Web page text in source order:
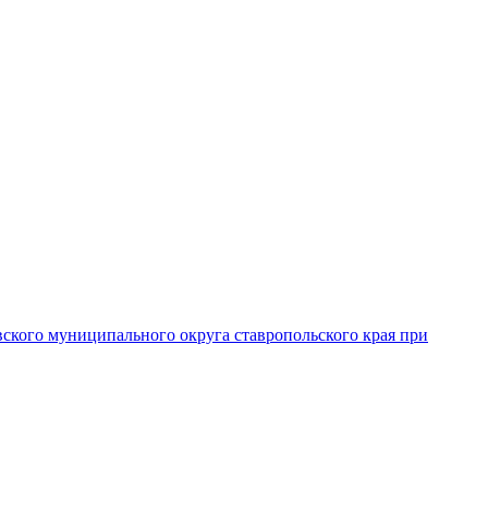
муниципального округа ставропольского края при